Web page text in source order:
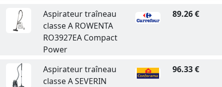
Aspirateur traîneau
classe A ROWENTA
RO3927EA Compact
Power
89.26 €
Aspirateur traîneau
classe A SEVERIN
96.33 €